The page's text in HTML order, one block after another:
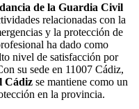
de la Guardia Civil
relacionadas con la
y la protección de
ha dado como
nivel de satisfacción por
su sede en 11007 Cádiz,
Cádiz se mantiene como un
en la provincia.